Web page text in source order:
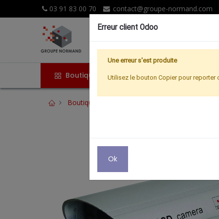
03 91 83 00 70 contact@groupe-normand.com
Boutique Accueil
Boutique
Erreur client Odoo
Une erreur s'est produite
Utilisez le bouton Copier pour reporter
Ok